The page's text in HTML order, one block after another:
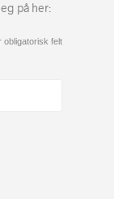
på her:
obligatorisk felt